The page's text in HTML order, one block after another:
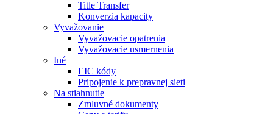
Title Transfer
Konverzia kapacity
Vyvažovanie
Vyvažovacie opatrenia
Vyvažovacie usmernenia
Iné
EIC kódy
Pripojenie k prepravnej sieti
Na stiahnutie
Zmluvné dokumenty